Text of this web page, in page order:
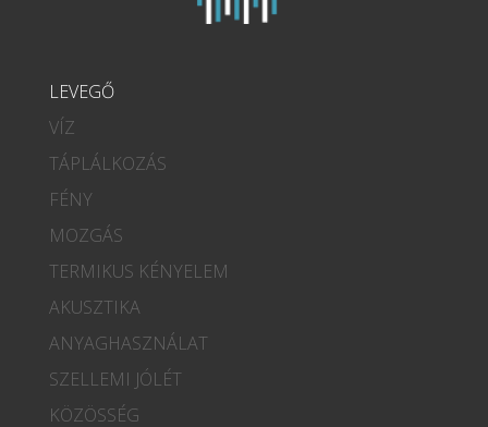
LEVEGŐ
VÍZ
TÁPLÁLKOZÁS
FÉNY
MOZGÁS
TERMIKUS KÉNYELEM
AKUSZTIKA
ANYAGHASZNÁLAT
SZELLEMI JÓLÉT
KÖZÖSSÉG